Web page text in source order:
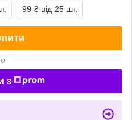
99 ₴ від 25 шт.
з